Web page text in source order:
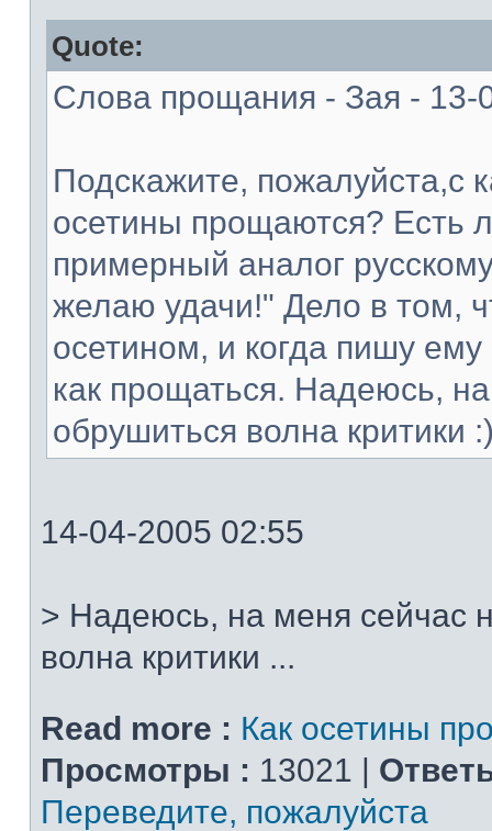
Quote:
Слова прощания - Зая - 13-
Подскажите, пожалуйста,с
осетины прощаются? Есть
примерный аналог
желаю удачи!" Дело в том,
осетином, и когда пишу
как прощаться. Надеюсь,
обрушиться волна критики
14-04-2005 02:55
> Надеюсь, на меня сейчас
волна критики ...
Read more : Как осетины
Просмотры : 13021 |
Переведите, пожалуйста